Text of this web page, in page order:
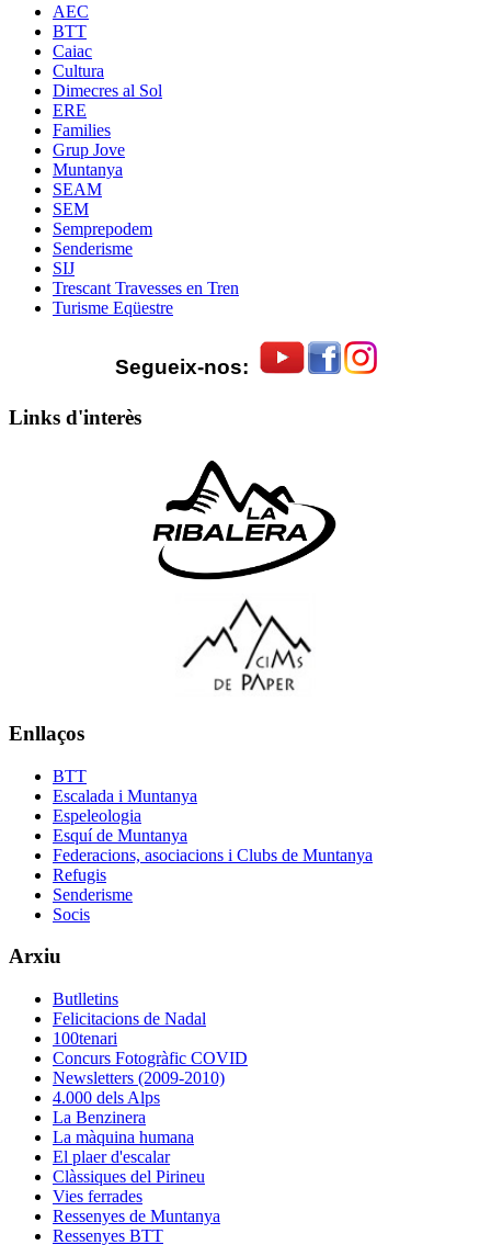
AEC
BTT
Caiac
Cultura
Dimecres al Sol
ERE
Families
Grup Jove
Muntanya
SEAM
SEM
Semprepodem
Senderisme
SIJ
Trescant Travesses en Tren
Turisme Eqüestre
Segueix-nos:
Links d'interès
Enllaços
BTT
Escalada i Muntanya
Espeleologia
Esquí de Muntanya
Federacions, asociacions i Clubs de Muntanya
Refugis
Senderisme
Socis
Arxiu
Butlletins
Felicitacions de Nadal
100tenari
Concurs Fotogràfic COVID
Newsletters (2009-2010)
4.000 dels Alps
La Benzinera
La màquina humana
El plaer d'escalar
Clàssiques del Pirineu
Vies ferrades
Ressenyes de Muntanya
Ressenyes BTT